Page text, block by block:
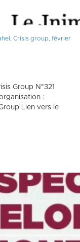
Crisis group, février
Group N°321
:
Lien vers le